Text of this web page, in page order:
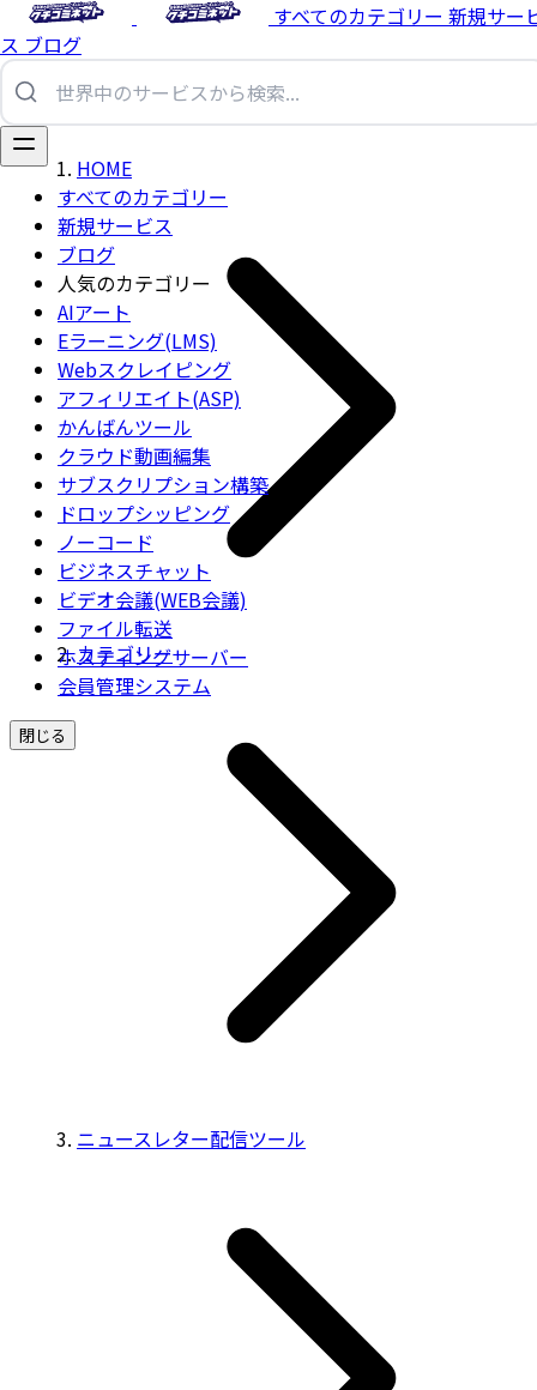
すべてのカテゴリー 新規サー
ス ブログ
すべてのカテゴリー
新規サービス
ブログ
人気のカテゴリー
AIアート
Eラーニング(LMS)
Webスクレイピング
アフィリエイト(ASP)
かんばんツール
クラウド動画編集
サブスクリプション構築
ドロップシッピング
ノーコード
ビジネスチャット
ビデオ会議(WEB会議)
ファイル転送
ホスティングサーバー
会員管理システム
閉じる
HOME
カテゴリー
ニュースレター配信ツール